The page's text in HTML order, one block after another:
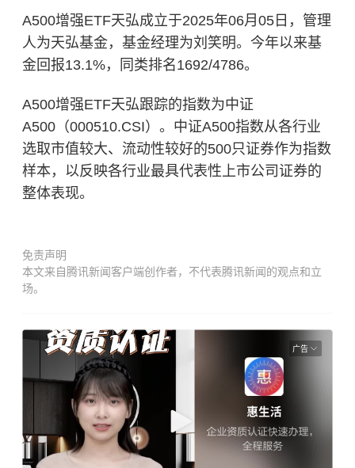
A500增强ETF天弘成立于2025年06月05日，管理
人为天弘基金，基金经理为刘笑明。今年以来基
金回报13.1%，同类排名1692/4786。
A500增强ETF天弘跟踪的指数为中证
A500（000510.CSI）。中证A500指数从各行业
选取市值较大、流动性较好的500只证券作为指数
样本，以反映各行业最具代表性上市公司证券的
整体表现。
免责声明
本文来自腾讯新闻客户端创作者，不代表腾讯新闻的观点和立
场。
广告